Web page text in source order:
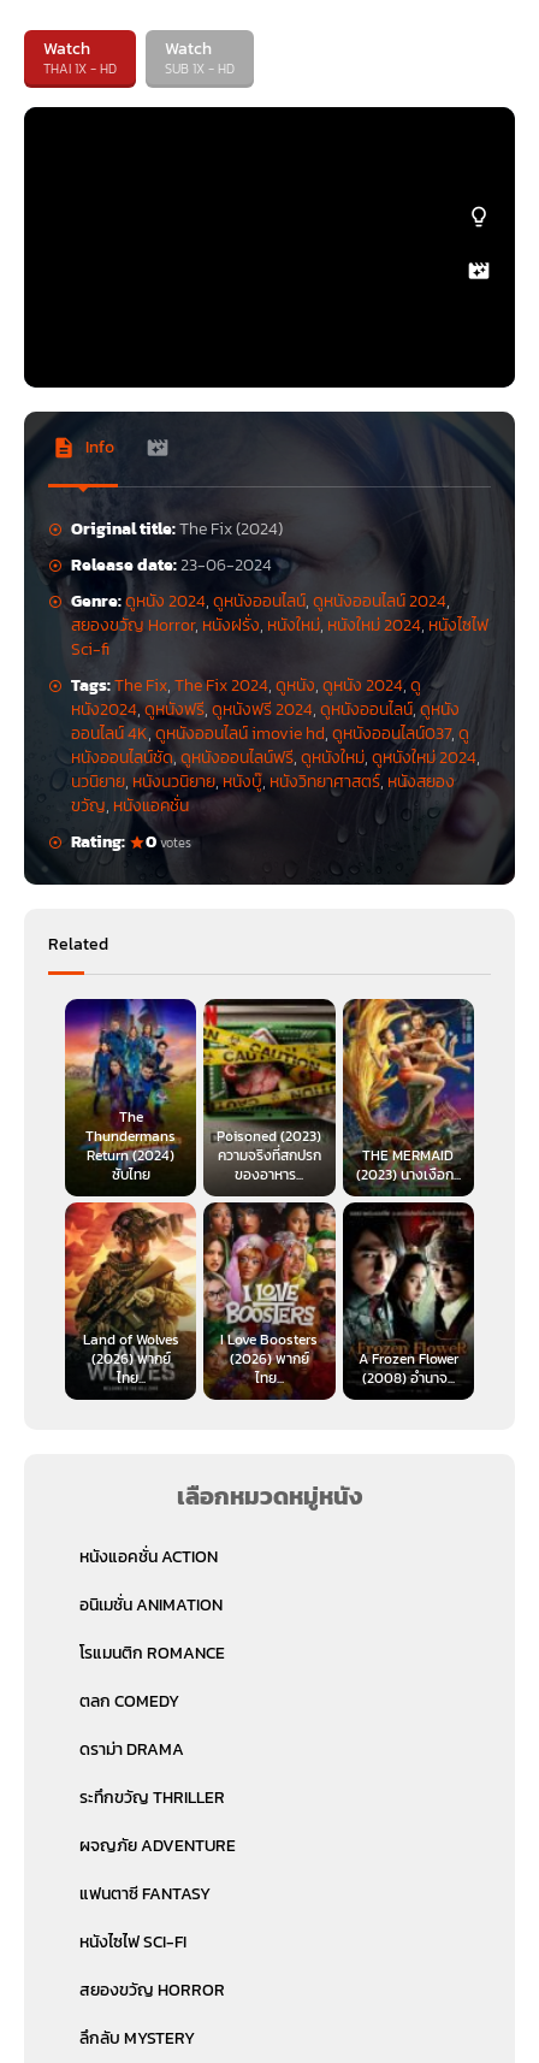
Watch
THAI 1X - HD
Watch
SUB 1X - HD
Info
Original title:The Fix (2024)
Release date:23-06-2024
Genre:ดูหนัง 2024,ดูหนังออนไลน์,ดูหนังออนไลน์ 2024,
สยองขวัญ Horror, หนังฝรั่ง, หนังใหม่, หนังใหม่ 2024, หนังไซไฟ
Sci-fi
Tags:The Fix,The Fix 2024,ดูหนัง,ดูหนัง 2024,ดู
หนัง2024,ดูหนังฟรี,ดูหนังฟรี 2024,ดูหนังออนไลน์,ดูหนัง
ออนไลน์ 4K,ดูหนังออนไลน์ imovie hd,ดูหนังออนไลน์037,ดู
หนังออนไลน์ชัด,ดูหนังออนไลน์ฟรี,ดูหนังใหม่,ดูหนังใหม่ 2024,
นวนิยาย,หนังนวนิยาย,หนังบู๊,หนังวิทยาศาสตร์, หนังสยอง
ขวัญ, หนังแอคชั่น
Rating:
0votes
Related
The
Thundermans
Return (2024)
ซับไทย
Poisoned (2023)
ความจริงที่สกปรก
ของอาหาร...
THE MERMAID
(2023) นางเงือก...
Land of Wolves
(2026) พากย์
ไทย...
I Love Boosters
(2026) พากย์
ไทย...
A Frozen Flower
(2008) อำนาจ...
เลือกหมวดหมู่หนัง
หนังแอคชั่น ACTION
อนิเมชั่น ANIMATION
โรแมนติก ROMANCE
ตลก COMEDY
ดราม่า DRAMA
ระทึกขวัญ THRILLER
ผจญภัย ADVENTURE
แฟนตาซี FANTASY
หนังไซไฟ SCI-FI
สยองขวัญ HORROR
ลึกลับ MYSTERY